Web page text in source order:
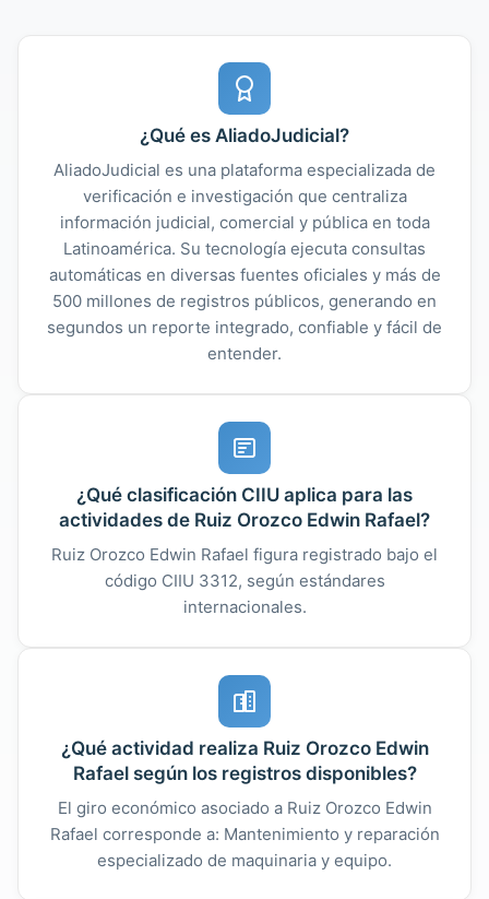
¿Qué es AliadoJudicial?
AliadoJudicial es una plataforma especializada de
verificación e investigación que centraliza
información judicial, comercial y pública en toda
Latinoamérica. Su tecnología ejecuta consultas
automáticas en diversas fuentes oficiales y más de
500 millones de registros públicos, generando en
segundos un reporte integrado, confiable y fácil de
entender.
¿Qué clasificación CIIU aplica para las
actividades de Ruiz Orozco Edwin Rafael?
Ruiz Orozco Edwin Rafael figura registrado bajo el
código CIIU 3312, según estándares
internacionales.
¿Qué actividad realiza Ruiz Orozco Edwin
Rafael según los registros disponibles?
El giro económico asociado a Ruiz Orozco Edwin
Rafael corresponde a: Mantenimiento y reparación
especializado de maquinaria y equipo.